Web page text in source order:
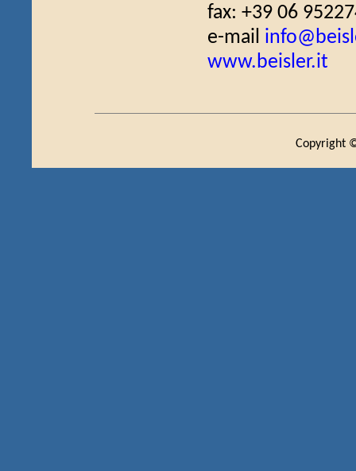
fax: +39 06
e-mail
www.beisler.it
Copyright